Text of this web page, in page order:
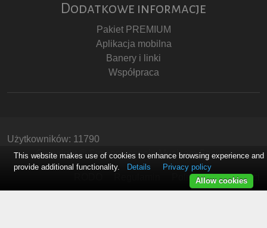
Dodatkowe informacje
Pakiet PREMIUM
Aplikacja mobilna
Banery i linki
Współpraca
Użytkowników: 11790
Copyright © Stowarzyszenie Musicam Sacram
Polityka Prywatności
This website makes use of cookies to enhance browsing experience and
provide additional functionality.
Details
Privacy policy
Allow cookies